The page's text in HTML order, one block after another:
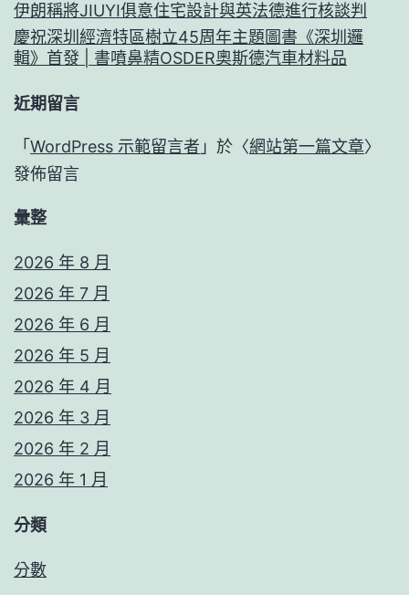
伊朗稱將JIUYI俱意住宅設計與英法德進行核談判
慶祝深圳經濟特區樹立45周年主題圖書《深圳邏
輯》首發 | 書噴鼻精OSDER奧斯德汽車材料品
近期留言
「 WordPress 示範留言者 」於〈網站第一篇文章〉
發佈留言
彙整
2026 年 8 月
2026 年 7 月
2026 年 6 月
2026 年 5 月
2026 年 4 月
2026 年 3 月
2026 年 2 月
2026 年 1 月
分類
分數